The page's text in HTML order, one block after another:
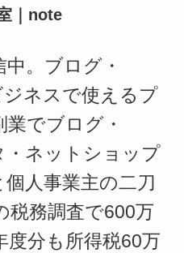
｜note
。ブログ・
ネスで使えるプ
でブログ・
・ネットショップ
人事業主の二刀
務調査で600万
分も所得税60万